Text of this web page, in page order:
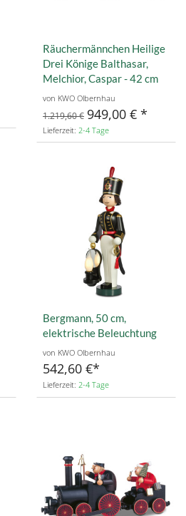
Räuchermännchen Heilige
Drei Könige Balthasar,
Melchior, Caspar - 42 cm
von KWO Olbernhau
1.219,60 € 949,00 €
Lieferzeit: 2-4 Tage
Bergmann, 50 cm,
elektrische Beleuchtung
von KWO Olbernhau
542,60 €
Lieferzeit: 2-4 Tage